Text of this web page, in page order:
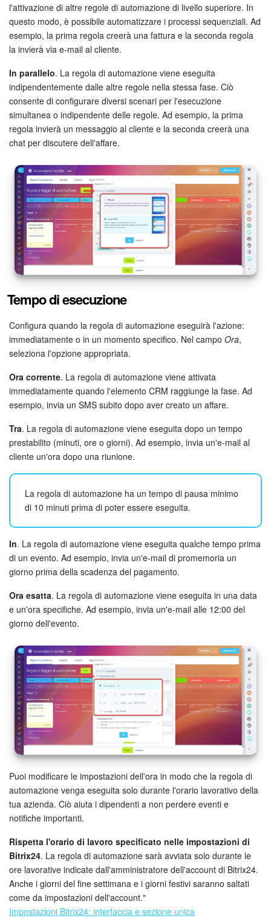
Contact Center
Sales Center
Analisi CRM
Generatore BI
Bitrix24 Market
Siti e store
Online store
Dipendenti
Knowledge base
Firma elettronica
Automazione
Marketing
Gestione inventario
Telefonia
Mio profilo
Enterprise
Bitrix24 On-Premise
Bitrix24 Messenger
INIZIA GRATIS
ACCEDI
l'attivazione di altre regole di automazione di livello superiore. In
questo modo, è possibile automatizzare i processi sequenziali. Ad
esempio, la prima regola creerà una fattura e la seconda regola
la invierà via e-mail al cliente.
In parallelo. La regola di automazione viene eseguita
indipendentemente dalle altre regole nella stessa fase. Ciò
consente di configurare diversi scenari per l'esecuzione
simultanea o indipendente delle regole. Ad esempio, la prima
regola invierà un messaggio al cliente e la seconda creerà una
chat per discutere dell'affare.
Tempo di esecuzione
Configura quando la regola di automazione eseguirà l'azione:
immediatamente o in un momento specifico. Nel campo Ora,
seleziona l'opzione appropriata.
Ora corrente. La regola di automazione viene attivata
immediatamente quando l'elemento CRM raggiunge la fase. Ad
esempio, invia un SMS subito dopo aver creato un affare.
Tra. La regola di automazione viene eseguita dopo un tempo
prestabilito (minuti, ore o giorni). Ad esempio, invia un'e-mail al
cliente un'ora dopo una riunione.
La regola di automazione ha un tempo di pausa minimo
di 10 minuti prima di poter essere eseguita.
In. La regola di automazione viene eseguita qualche tempo prima
di un evento. Ad esempio, invia un'e-mail di promemoria un
giorno prima della scadenza del pagamento.
Ora esatta. La regola di automazione viene eseguita in una data
e un'ora specifiche. Ad esempio, invia un'e-mail alle 12:00 del
giorno dell'evento.
Puoi modificare le impostazioni dell'ora in modo che la regola di
automazione venga eseguita solo durante l'orario lavorativo della
tua azienda. Ciò aiuta i dipendenti a non perdere eventi e
notifiche importanti.
Rispetta l'orario di lavoro specificato nelle impostazioni di
Bitrix24. La regola di automazione sarà avviata solo durante le
ore lavorative indicate dall'amministratore dell'account di Bitrix24.
Anche i giorni del fine settimana e i giorni festivi saranno saltati
come da impostazioni dell'account."
Impostazioni Bitrix24: interfaccia e sezione unica